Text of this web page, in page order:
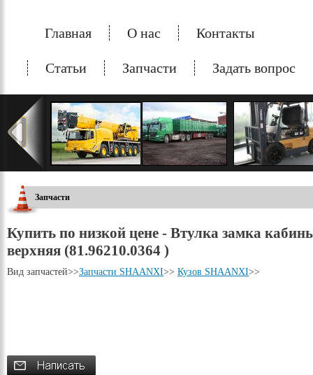
Главная О нас Контакты
Статьи Запчасти Задать вопрос
Запчасти
Купить по низкой цене - Втулка замка
верхняя (81.96210.0364 )
Вид запчастей>>Запчасти SHAANXI>> Кузов SHAANXI>>